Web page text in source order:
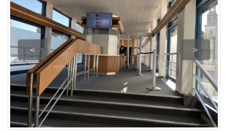
< >